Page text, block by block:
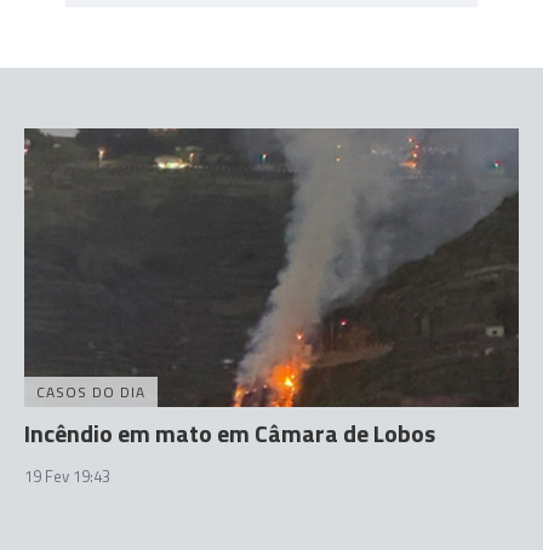
CASOS DO DIA
Incêndio em mato em Câmara de Lobos
19 Fev 19:43